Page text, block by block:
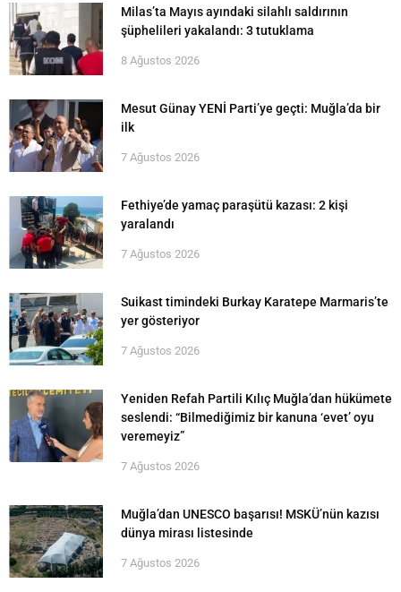
Milas’ta Mayıs ayındaki silahlı saldırının
şüphelileri yakalandı: 3 tutuklama
8 Ağustos 2026
Mesut Günay YENİ Parti’ye geçti: Muğla’da bir
ilk
7 Ağustos 2026
Fethiye’de yamaç paraşütü kazası: 2 kişi
yaralandı
7 Ağustos 2026
Suikast timindeki Burkay Karatepe Marmaris’te
yer gösteriyor
7 Ağustos 2026
Yeniden Refah Partili Kılıç Muğla’dan hükümete
seslendi: “Bilmediğimiz bir kanuna ‘evet’ oyu
veremeyiz”
7 Ağustos 2026
Muğla’dan UNESCO başarısı! MSKÜ’nün kazısı
dünya mirası listesinde
7 Ağustos 2026